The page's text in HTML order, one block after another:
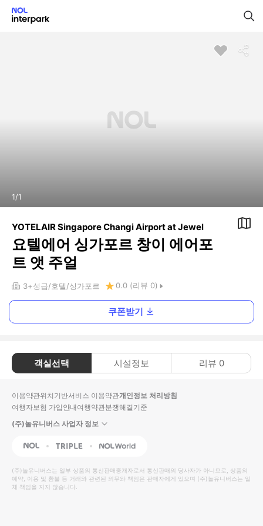
1/1
YOTELAIR Singapore Changi Airport at Jewel
요텔에어 싱가포르 창이 에어포
트 앳 주얼
3+성급 호텔 싱가포르 0.0 (리뷰 0)
쿠폰받기
객실선택 시설정보 리뷰 0
이용약관위치기반서비스 이용약관개인정보 처리방침
여행자보험 가입안내여행약관분쟁해결기준
(주)놀유니버스 사업자 정보
NOL Triple Interpark Global
(주)놀유니버스는 일부 상품의 통신판매중개자로서 통신판매의 당사자가 아니므로, 상품의
예약, 이용 및 환불 등 거래와 관련된 의무와 책임은 판매자에게 있으며 (주)놀유니버스는 일
체 책임을 지지 않습니다.